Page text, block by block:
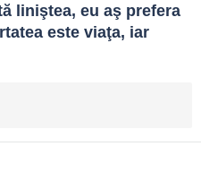
liniştea, eu aş prefera
este viaţa, iar